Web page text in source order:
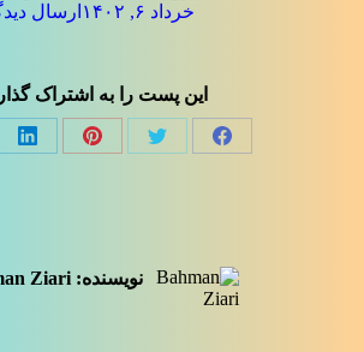
خرداد ۶, ۱۴۰۲
ارسال
این پست را به اشتراک
Share
Share
Share
نویسنده: